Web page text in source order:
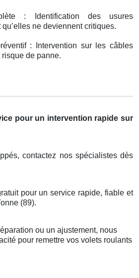
: Identification des usures
ne deviennent critiques.
: Intervention sur les câbles
de panne.
pour un intervention rapide sur
contactez nos spécialistes dès
pour un service rapide, fiable et
(89).
ou un ajustement, nous
pour remettre vos volets roulants